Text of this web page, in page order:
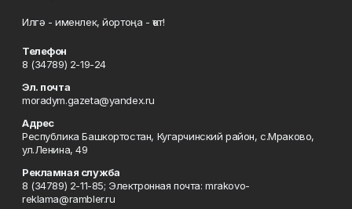
Илгә - именлек, йортоңа - ҡот!
Телефон
8 (34789) 2-19-24
Эл. почта
moradym.gazeta@yandex.ru
Адрес
Республика Башкортостан, Кугарчинский район, с.Мраково,
ул.Ленина, 49
Рекламная служба
8 (34789) 2-11-85; Электронная почта: mrakovo-
reklama@rambler.ru